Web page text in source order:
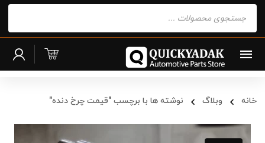
search
خانه وبلاگ نوشته ها با برچسب "قیمت چرخ دنده"